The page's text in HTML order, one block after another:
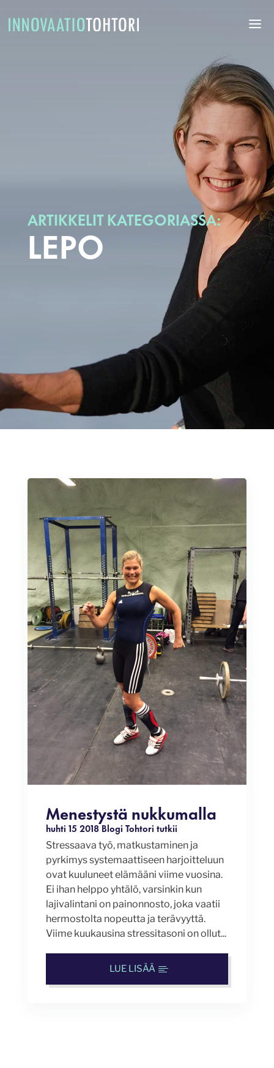
ARTIKKELIT KATEGORIASSA:
LEPO
Menestystä nukkumalla
huhti 15 2018Blogi Tohtori tutkii
Stressaava työ, matkustaminen ja
pyrkimys systemaattiseen harjoitteluun
ovat kuuluneet elämääni viime vuosina.
Ei ihan helppo yhtälö, varsinkin kun
lajivalintani on painonnosto, joka vaatii
hermostolta nopeutta ja terävyyttä.
Viime kuukausina stressitasoni on ollut...
LUE LISÄÄ